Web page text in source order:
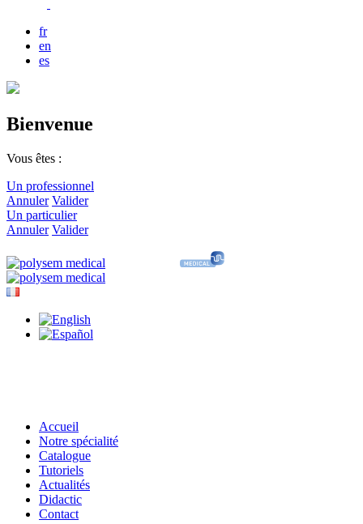
fr
en
es
Bienvenue
Vous êtes :
Un professionnel
Annuler Valider
Un particulier
Annuler Valider
Accueil
Notre spécialité
Catalogue
Tutoriels
Actualités
Didactic
Contact